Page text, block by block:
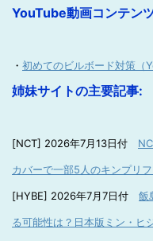
YouTube動画コンテン
・ 初めてのビルボード対策（
姉妹サイトの主要記事:
[NCT] 2026年7月13日付
カバーで一部5人のキンプリ
[HYBE] 2026年7月7日付 飯
る可能性は？日本版ミン・ヒ